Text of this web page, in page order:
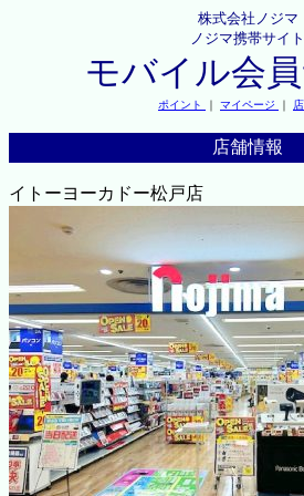
株式会社ノジマ
ノジマ携帯サイト
モバイル会
ポイント ｜ マイページ ｜
店舗情報
イトーヨーカドー松戸店